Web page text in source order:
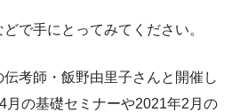
で手にとってみてください。
考師・飯野由里子さんと開催し
月の基礎セミナーや2021年2月の